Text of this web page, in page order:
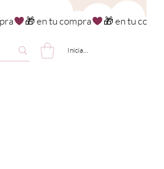
Iniciar sesión